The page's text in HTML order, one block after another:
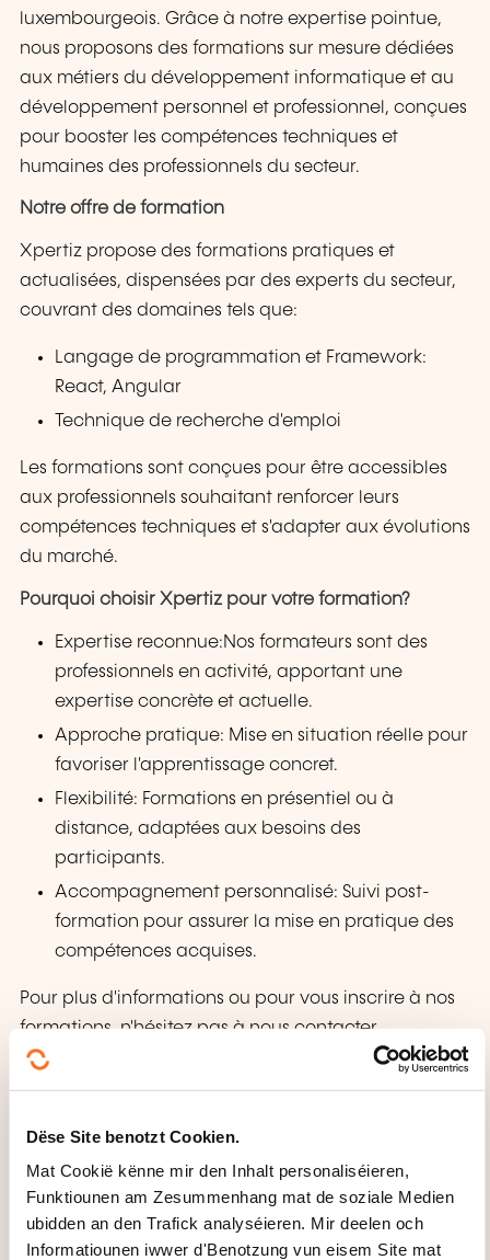
Dëse Site benotzt Cookien.
Mat Cookië kënne mir den Inhalt personaliséieren,
Funktiounen am Zesummenhang mat de soziale Medien
ubidden an den Trafick analyséieren. Mir deelen och
Informatiounen iwwer d'Benotzung vun eisem Site mat
luxembourgeois. Grâce à notre expertise pointue,
nous proposons des formations sur mesure dédiées
aux métiers du développement informatique et au
développement personnel et professionnel, conçues
pour booster les compétences techniques et
humaines des professionnels du secteur.
Notre offre de formation
Xpertiz propose des formations pratiques et
actualisées, dispensées par des experts du secteur,
couvrant des domaines tels que:
Langage de programmation et Framework:
React, Angular
Technique de recherche d'emploi
Les formations sont conçues pour être accessibles
aux professionnels souhaitant renforcer leurs
compétences techniques et s'adapter aux évolutions
du marché.
Pourquoi choisir Xpertiz pour votre formation?
Expertise reconnue:Nos formateurs sont des
professionnels en activité, apportant une
expertise concrète et actuelle.
Approche pratique: Mise en situation réelle pour
favoriser l'apprentissage concret.
Flexibilité: Formations en présentiel ou à
distance, adaptées aux besoins des
participants.
Accompagnement personnalisé: Suivi post-
formation pour assurer la mise en pratique des
compétences acquises.
Pour plus d'informations ou pour vous inscrire à nos
formations, n'hésitez pas à nous contacter.
PEDAGOGESCH METHODEN
En combinant plusieurs techniques et stratégies
d’apprentissage, nos formations peuvent offrir aux
apprenants une expérience d'apprentissage
enrichissante, alignée sur les exigences du secteur